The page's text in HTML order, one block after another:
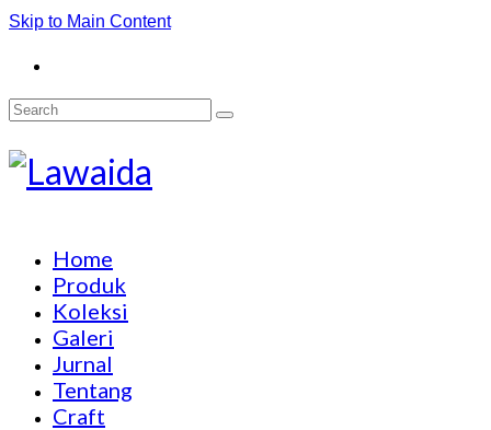
Skip to Main Content
Search
Home
Produk
Koleksi
Galeri
Jurnal
Tentang
Craft